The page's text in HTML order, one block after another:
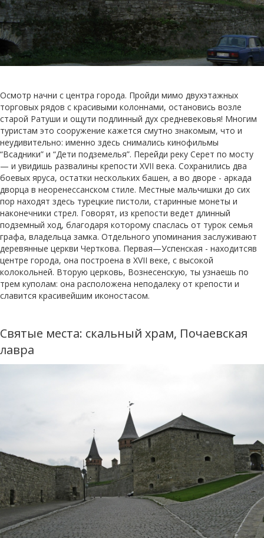
Осмотр начни с центра города. Пройди мимо двухэтажных
торговых рядов с красивыми колоннами, остановись возле
старой Ратуши и ощути подлинный дух средневековья! Многим
туристам это сооружение кажется смутно знакомым, что и
неудивительно: именно здесь снимались кинофильмы
“Всадники” и “Дети подземелья”. Перейди реку Серет по мосту
— и увидишь развалины крепости XVII века. Сохранились два
боевых яруса, остатки нескольких башен, а во дворе - аркада
дворца в неоренессанском стиле. Местные мальчишки до сих
пор находят здесь турецкие пистоли, старинные монеты и
наконечники стрел. Говорят, из крепости ведет длинный
подземный ход, благодаря которому спаслась от турок семья
графа, владельца замка. Отдельного упоминания заслуживают
деревянные церкви Черткова. Первая—Успенская - находитсяв
центре города, она построена в XVII веке, с высокой
колокольней. Вторую церковь, Вознесенскую, ты узнаешь по
трем куполам: она расположена неподалеку от крепости и
славится красивейшим иконостасом.
Святые места: скальный храм, Почаевская
лавра